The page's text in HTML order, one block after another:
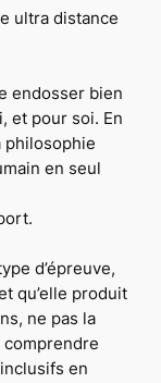
ultra distance
endosser bien
et pour soi. En
philosophie
en seul
d’épreuve,
qu’elle produit
ne pas la
comprendre
en